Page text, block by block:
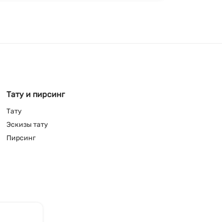
Тату и пирсинг
Тату
Эскизы тату
Пирсинг